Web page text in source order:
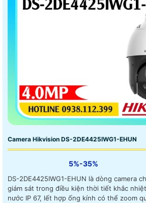
Camera Hikvision DS-2DE4425IWG1-EHUN
5%-35%
DS-2DE4425IWG1-EHUN là dòng camera
giám sát trong điều kiện thời tiết khắc
nước IP 67, lết hợp ống kính có thể zoom